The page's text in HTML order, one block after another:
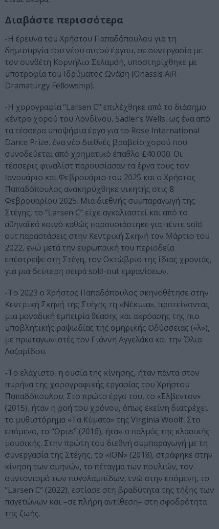
Διαβάστε περισσότερα
-H έρευνα του Χρήστου Παπαδόπουλου για τη
δημιουργία του νέου αυτού έργου, σε συνεργασία με
τον συνθέτη Κορνήλιο Σελαμσή, υποστηρίχθηκε με
υποτροφία του Ιδρύματος Ωνάση (Onassis AiR
Dramaturgy Fellowship).
-H χορογραφία “Larsen C” επιλέχθηκε από το διάσημο
κέντρο χορού του Λονδίνου, Sadler’s Wells, ως ένα από
τα τέσσερα υποψήφια έργα για το Rose International
Dance Prize, ένα νέο διεθνές βραβείο χορού που
συνοδεύεται από χρηματικό έπαθλο £40.000. Οι
τέσσερις φιναλίστ παρουσίασαν τα έργα τους τον
Ιανουάριο και Φεβρουάριο του 2025 και ο Χρήστος
Παπαδόπουλος ανακηρύχθηκε νικητής στις 8
Φεβρουαρίου 2025. Μια διεθνής συμπαραγωγή της
Στέγης, το “Larsen C” είχε αγκαλιαστεί και από το
αθηναϊκό κοινό καθώς παρουσιάστηκε για πέντε sold-
out παραστάσεις στην Κεντρική Σκηνή τον Μάρτιο του
2022, ενώ μετά την ευρωπαϊκή του περιοδεία
επέστρεψε στη Στέγη, τον Οκτώβριο της ίδιας χρονιάς,
για μια δεύτερη σειρά sold-out εμφανίσεων.
-Το 2023 ο Χρήστος Παπαδόπουλος σκηνοθέτησε στην
Κεντρική Σκηνή της Στέγης τη «Νέκυια», προτείνοντας
μια μοναδική εμπειρία θέασης και ακρόασης της πιο
υποβλητικής ραψωδίας της ομηρικής Οδύσσειας («λ»),
με πρωταγωνιστές τον Γιάννη Αγγελάκα και την Όλια
Λαζαρίδου.
-Το ελάχιστο, η ουσία της κίνησης, ήταν πάντα στον
πυρήνα της χορογραφικής εργασίας του Χρήστου
Παπαδόπουλου. Στο πρώτο έργο του, το «Έλβεντον»
(2015), ήταν η ροή του χρόνου, όπως εκείνη διατρέχει
το μυθιστόρημα «Τα Κύματα» της Virginia Woolf. Στο
επόμενο, το “Opus” (2016), ήταν ο παλμός της κλασικής
μουσικής. Στην πρώτη του διεθνή συμπαραγωγή με τη
συνεργασία της Στέγης, το «ΙΟΝ» (2018), στράφηκε στην
κίνηση των σμηνών, το πέταγμα των πουλιών, τον
συντονισμό των πυγολαμπίδων, ενώ στην επόμενη, το
“Larsen C” (2022), εστίασε στη βραδύτητα της τήξης των
παγετώνων και –σε πλήρη αντίθεση– στη σφοδρότητα
της ζωής.